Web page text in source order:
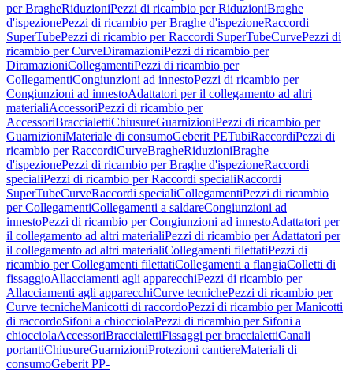
per BragheRiduzioniPezzi di ricambio per RiduzioniBraghe
d'ispezionePezzi di ricambio per Braghe d'ispezioneRaccordi
SuperTubePezzi di ricambio per Raccordi SuperTubeCurvePezzi di
ricambio per CurveDiramazioniPezzi di ricambio per
DiramazioniCollegamentiPezzi di ricambio per
CollegamentiCongiunzioni ad innestoPezzi di ricambio per
Congiunzioni ad innestoAdattatori per il collegamento ad altri
materialiAccessoriPezzi di ricambio per
AccessoriBraccialettiChiusureGuarnizioniPezzi di ricambio per
GuarnizioniMateriale di consumoGeberit PETubiRaccordiPezzi di
ricambio per RaccordiCurveBragheRiduzioniBraghe
d'ispezionePezzi di ricambio per Braghe d'ispezioneRaccordi
specialiPezzi di ricambio per Raccordi specialiRaccordi
SuperTubeCurveRaccordi specialiCollegamentiPezzi di ricambio
per CollegamentiCollegamenti a saldareCongiunzioni ad
innestoPezzi di ricambio per Congiunzioni ad innestoAdattatori per
il collegamento ad altri materialiPezzi di ricambio per Adattatori per
il collegamento ad altri materialiCollegamenti filettatiPezzi di
ricambio per Collegamenti filettatiCollegamenti a flangiaColletti di
fissaggioAllacciamenti agli apparecchiPezzi di ricambio per
Allacciamenti agli apparecchiCurve tecnichePezzi di ricambio per
Curve tecnicheManicotti di raccordoPezzi di ricambio per Manicotti
di raccordoSifoni a chiocciolaPezzi di ricambio per Sifoni a
chiocciolaAccessoriBraccialettiFissaggi per braccialettiCanali
portantiChiusureGuarnizioniProtezioni cantiereMateriali di
consumoGeberit PP-